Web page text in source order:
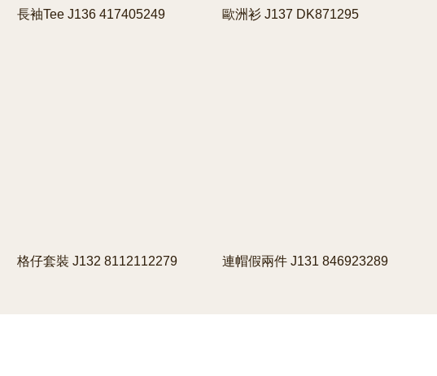
長袖Tee J136 417405249 歐洲衫 J137 DK871295
格仔套裝 J132 8112112279 連帽假兩件 J131 846923289